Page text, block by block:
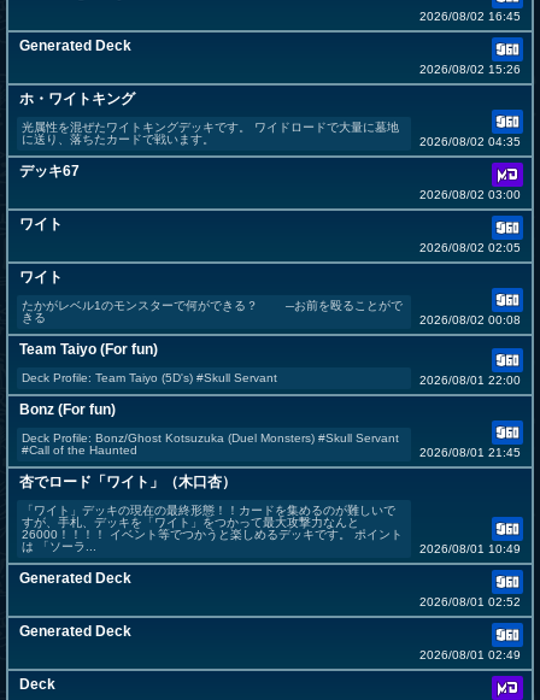
2026/08/02 16:45
Generated Deck
2026/08/02 15:26
ホ・ワイトキング
光属性を混ぜたワイトキングデッキです。 ワイドロードで大量に墓地
に送り、落ちたカードで戦います。
2026/08/02 04:35
デッキ67
2026/08/02 03:00
ワイト
2026/08/02 02:05
ワイト
たかがレベル1のモンスターで何ができる？ ─お前を殴ることがで
きる
2026/08/02 00:08
Team Taiyo (For fun)
Deck Profile: Team Taiyo (5D's) #Skull Servant 2026/08/01 22:00
Bonz (For fun)
Deck Profile: Bonz/Ghost Kotsuzuka (Duel Monsters) #Skull Servant
#Call of the Haunted
2026/08/01 21:45
杏でロード「ワイト」（木口杏）
「ワイト」デッキの現在の最終形態！！カードを集めるのが難しいで
すが、手札、デッキを「ワイト」をつかって最大攻撃力なんと
26000！！！！ イベント等でつかうと楽しめるデッキです。 ポイント
は 「ソーラ...
2026/08/01 10:49
Generated Deck
2026/08/01 02:52
Generated Deck
2026/08/01 02:49
Deck